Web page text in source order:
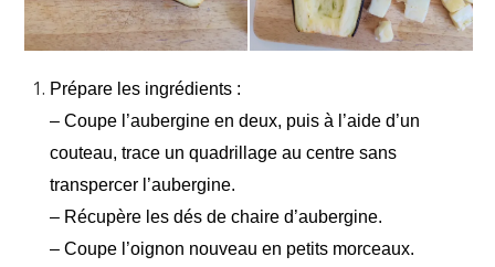
Prépare les ingrédients :
– Coupe l’aubergine en deux, puis à l’aide d’un
couteau, trace un quadrillage au centre sans
transpercer l’aubergine.
– Récupère les dés de chaire d’aubergine.
– Coupe l’oignon nouveau en petits morceaux.